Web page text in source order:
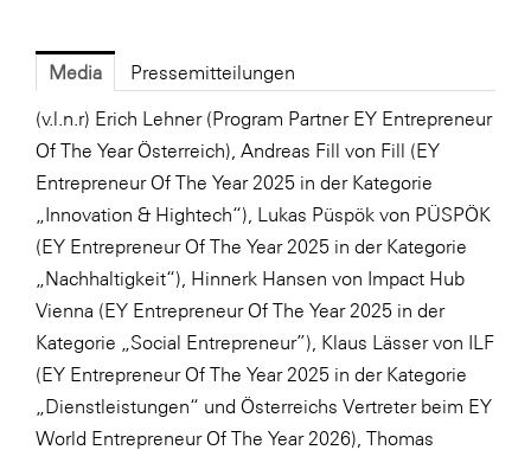
Gardena
GBV - Verband gemeinnütziger
Bauvereinigungen
Getzner
ikp Salzburg
ikp Wien
Janssen
LAT Nitrogen
Libro
Media Pressemitteilungen
(v.l.n.r) Erich Lehner (Program Partner EY Entrepreneur
Of The Year Österreich), Andreas Fill von Fill (EY
Entrepreneur Of The Year 2025 in der Kategorie
„Innovation & Hightech“), Lukas Püspök von PÜSPÖK
(EY Entrepreneur Of The Year 2025 in der Kategorie
„Nachhaltigkeit“), Hinnerk Hansen von Impact Hub
Vienna (EY Entrepreneur Of The Year 2025 in der
Kategorie „Social Entrepreneur”), Klaus Lässer von ILF
(EY Entrepreneur Of The Year 2025 in der Kategorie
„Dienstleistungen“ und Österreichs Vertreter beim EY
World Entrepreneur Of The Year 2026), Thomas